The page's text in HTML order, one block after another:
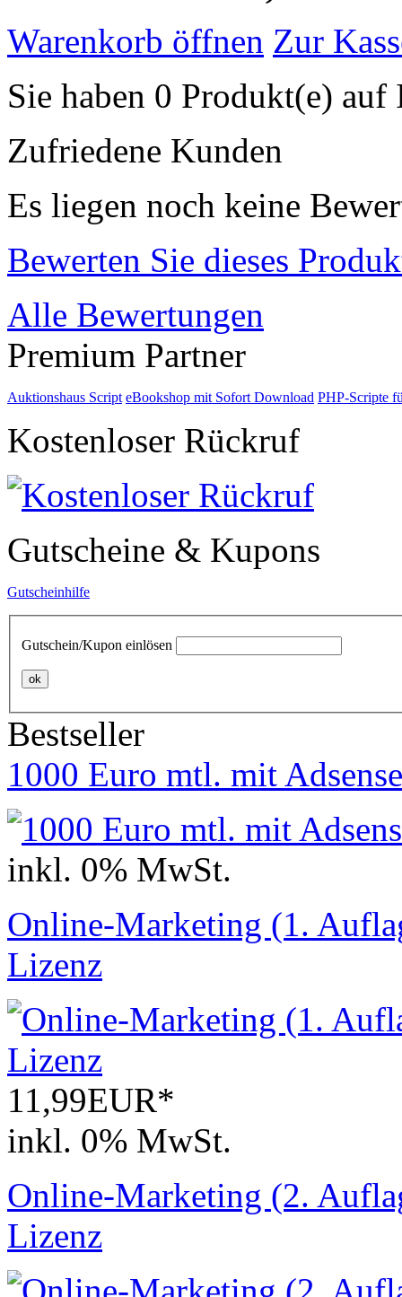
Warenkorb öffnen Zur
Sie haben 0 Produkt(e)
Zufriedene Kunden
Es liegen noch keine
Bewerten Sie dieses
Alle Bewertungen
Premium Partner
Auktionshaus Script eBookshop mit Sofort Download PHP-Scripte
Kostenloser Rückruf
Gutscheine & Kupons
Gutscheinhilfe
Gutschein/Kupon einlösen
ok
Bestseller
1000 Euro mtl. mit
inkl. 0% MwSt.
Online-Marketing (1.
Lizenz
11,99EUR*
inkl. 0% MwSt.
Online-Marketing (2.
Lizenz